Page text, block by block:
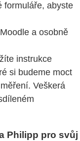
formuláře, abyste
a osobně
instrukce
si budeme moct
Veškerá
Philipp pro svůj